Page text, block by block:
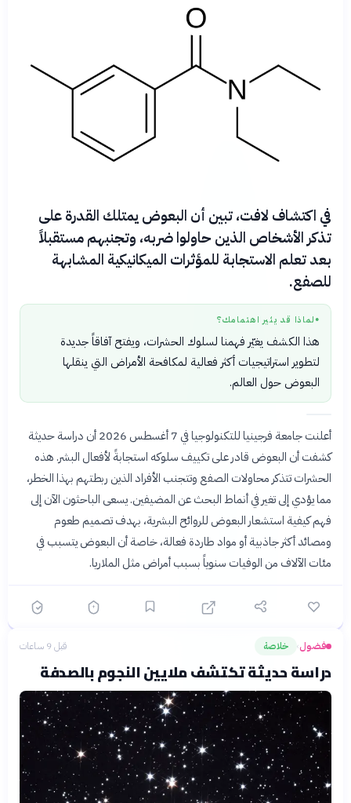
في اكتشاف لافت، تبين أن البعوض يمتلك القدرة على
تذكر الأشخاص الذين حاولوا ضربه، وتجنبهم مستقبلاً
بعد تعلم الاستجابة للمؤثرات الميكانيكية المشابهة
للصفع.
● لماذا قد يثير اهتمامك؟
هذا الكشف يغيّر فهمنا لسلوك الحشرات، ويفتح آفاقاً جديدة
لتطوير استراتيجيات أكثر فعالية لمكافحة الأمراض التي ينقلها
البعوض حول العالم.
أعلنت جامعة فرجينيا للتكنولوجيا في 7 أغسطس 2026 أن دراسة حديثة
كشفت أن البعوض قادر على تكييف سلوكه استجابةً لأفعال البشر. هذه
الحشرات تتذكر محاولات الصفع وتتجنب الأفراد الذين ربطتهم بهذا الخطر،
مما يؤدي إلى تغير في أنماط البحث عن المضيفين. يسعى الباحثون الآن إلى
فهم كيفية استشعار البعوض للروائح البشرية، بهدف تصميم طعوم
ومصائد أكثر جاذبية أو مواد طاردة فعالة، خاصة أن البعوض يتسبب في
مئات الآلاف من الوفيات سنوياً بسبب أمراض مثل الملاريا.
فضول› خلاصة قبل 9 ساعات
دراسة حديثة تكتشف ملايين النجوم بالصدفة